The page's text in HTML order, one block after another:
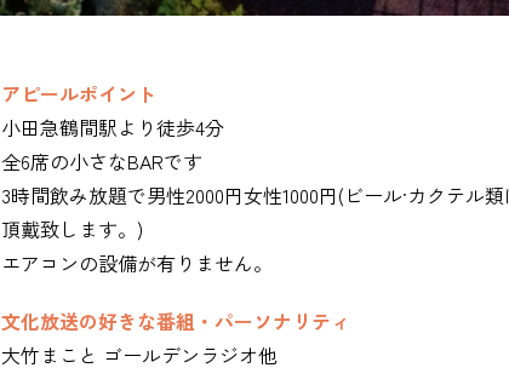
アピールポイント
小田急鶴間駅より徒歩4分
全6席の小さなBARです
3時間飲み放題で男性2000円女性1000円(ビール·カクテル
頂戴致します。)
エアコンの設備が有りません。
文化放送の好きな番組・パーソナリティ
大竹まこと ゴールデンラジオ他